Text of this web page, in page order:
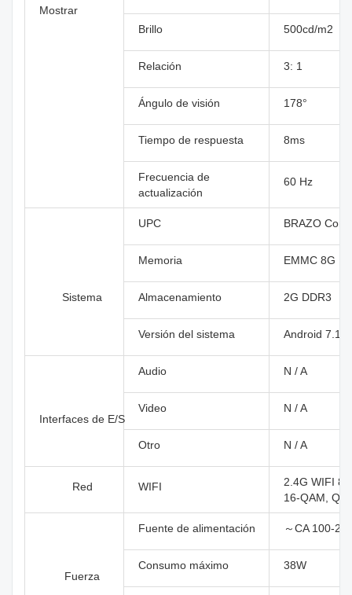
Mostrar
Brillo 500cd/m2
Relación 3: 1
Ángulo de visión 178°
Tiempo de respuesta 8ms
Frecuencia de
actualización
60 Hz
Sistema
UPC BRAZO
Memoria EMMC 8G
Almacenamiento 2G DDR3
Versión del sistema Android 7.1
Interfaces de E/S
Audio N / A
Video N / A
Otro N / A
Red WIFI
2.4G WIFI
16-QAM,
Fuerza
Fuente de alimentación ～CA 100-
Consumo máximo 38W